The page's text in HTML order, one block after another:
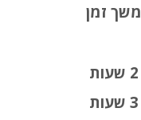
משך זמן
2 שעות
3 שעות